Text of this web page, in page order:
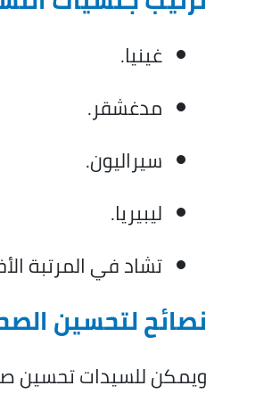
غينيا.
مدغشقر.
سيراليون.
ليبيريا.
تشاد في المرتبة
نصائح لتحسين
ويمكن للسيدات تحسين